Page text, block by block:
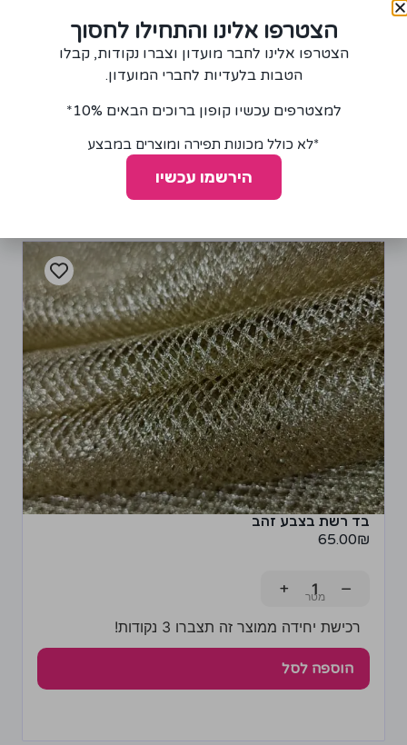
−
+
הוספה לסל
בד רשת בצבע זהב
65.00₪
−
+
רכישת יחידה ממוצר זה תצברו 3 נקודות!
הוספה לסל
הצטרפו אלינו והתחילו לחסוך
הצטרפו אלינו לחבר מועדון וצברו נקודות, קבלו
הטבות בלעדיות לחברי המועדון.
למצטרפים עכשיו קופון ברוכים הבאים 10%*
*לא כולל מכונות תפירה ומוצרים במבצע
הירשמו עכשיו